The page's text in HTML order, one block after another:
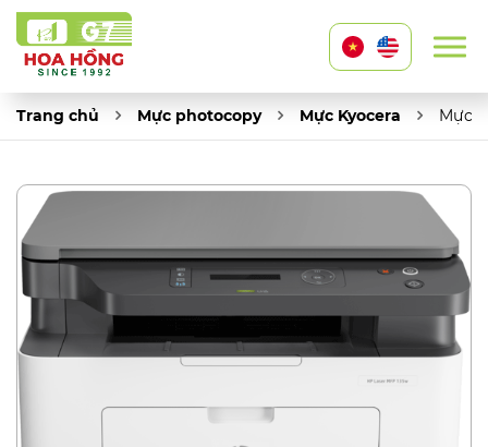
Trang chủ Mực photocopy Mực Kyocera Mực